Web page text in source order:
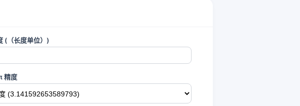
(（长度单位）)
精度